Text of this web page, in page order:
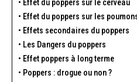
Effet du poppers sur le cerveau
Effet du poppers sur les
Effets secondaires du poppers
Les Dangers du poppers
Effet poppers à long terme
Poppers : drogue ou non ?